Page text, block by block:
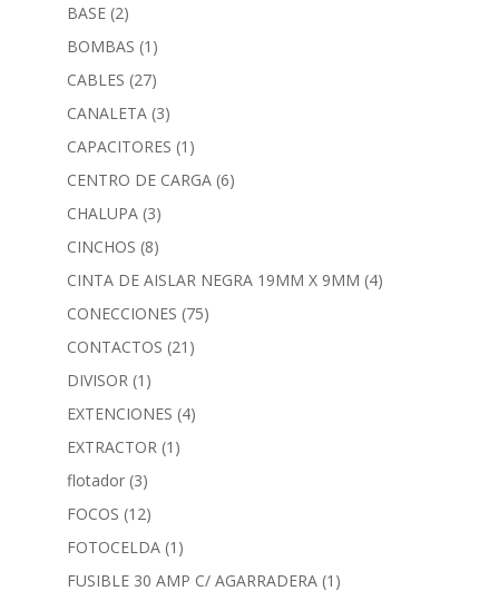
BASE (2)
BOMBAS (1)
CABLES (27)
CANALETA (3)
CAPACITORES (1)
CENTRO DE CARGA (6)
CHALUPA (3)
CINCHOS (8)
CINTA DE AISLAR NEGRA 19MM X 9MM (4)
CONECCIONES (75)
CONTACTOS (21)
DIVISOR (1)
EXTENCIONES (4)
EXTRACTOR (1)
flotador (3)
FOCOS (12)
FOTOCELDA (1)
FUSIBLE 30 AMP C/ AGARRADERA (1)